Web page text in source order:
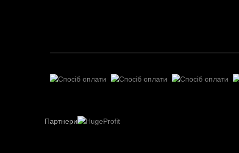
Партнери